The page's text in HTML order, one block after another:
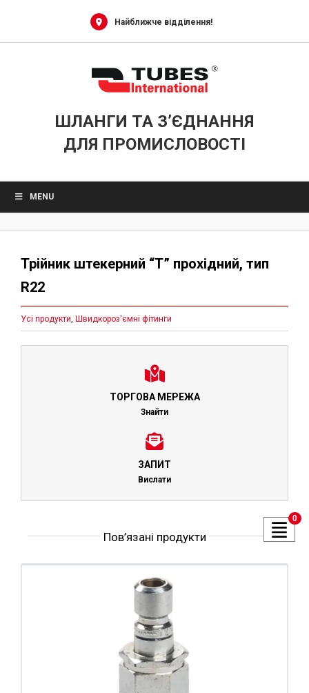
Найближче відділення!
ШЛАНГИ ТА З’ЄДНАННЯ
ДЛЯ ПРОМИСЛОВОСТІ
MENU
Трійник штекерний “Т” прохідний, тип
R22
Усі продукти, Швидкороз'ємні фітинги
ТОРГОВА МЕРЕЖА
Знайти
ЗАПИТ
Вислати
Пов’язані продукти
0